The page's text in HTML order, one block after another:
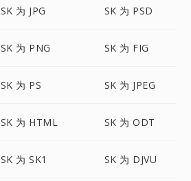
SK 为 JPG SK 为 PSD
SK 为 PNG SK 为 FIG
SK 为 PS SK 为 JPEG
SK 为 HTML SK 为 ODT
SK 为 SK1 SK 为 DJVU